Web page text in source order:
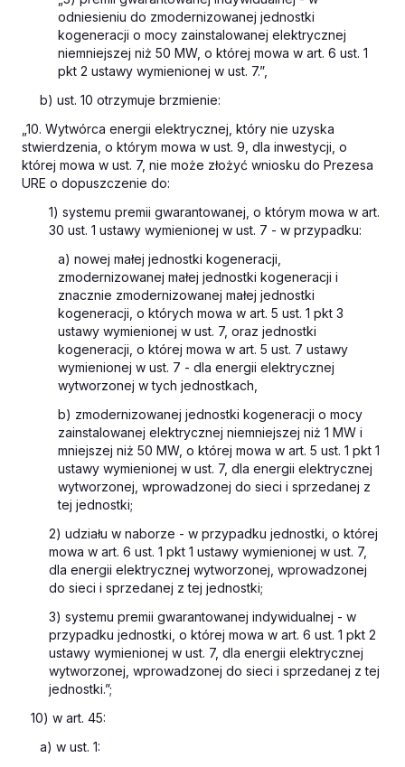
odniesieniu do zmodernizowanej jednostki
kogeneracji o mocy zainstalowanej elektrycznej
niemniejszej niż 50 MW, o której mowa w art. 6 ust. 1
pkt 2 ustawy wymienionej w ust. 7.”,
b) ust. 10 otrzymuje brzmienie:
„10. Wytwórca energii elektrycznej, który nie uzyska
stwierdzenia, o którym mowa w ust. 9, dla inwestycji, o
której mowa w ust. 7, nie może złożyć wniosku do Prezesa
URE o dopuszczenie do:
1) systemu premii gwarantowanej, o którym mowa w art.
30 ust. 1 ustawy wymienionej w ust. 7 - w przypadku:
a) nowej małej jednostki kogeneracji,
zmodernizowanej małej jednostki kogeneracji i
znacznie zmodernizowanej małej jednostki
kogeneracji, o których mowa w art. 5 ust. 1 pkt 3
ustawy wymienionej w ust. 7, oraz jednostki
kogeneracji, o której mowa w art. 5 ust. 7 ustawy
wymienionej w ust. 7 - dla energii elektrycznej
wytworzonej w tych jednostkach,
b) zmodernizowanej jednostki kogeneracji o mocy
zainstalowanej elektrycznej niemniejszej niż 1 MW i
mniejszej niż 50 MW, o której mowa w art. 5 ust. 1 pkt 1
ustawy wymienionej w ust. 7, dla energii elektrycznej
wytworzonej, wprowadzonej do sieci i sprzedanej z
tej jednostki;
2) udziału w naborze - w przypadku jednostki, o której
mowa w art. 6 ust. 1 pkt 1 ustawy wymienionej w ust. 7,
dla energii elektrycznej wytworzonej, wprowadzonej
do sieci i sprzedanej z tej jednostki;
3) systemu premii gwarantowanej indywidualnej - w
przypadku jednostki, o której mowa w art. 6 ust. 1 pkt 2
ustawy wymienionej w ust. 7, dla energii elektrycznej
wytworzonej, wprowadzonej do sieci i sprzedanej z tej
jednostki.”;
10) w art. 45:
a) w ust. 1: